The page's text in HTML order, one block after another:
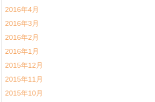
2016年4月
2016年3月
2016年2月
2016年1月
2015年12月
2015年11月
2015年10月